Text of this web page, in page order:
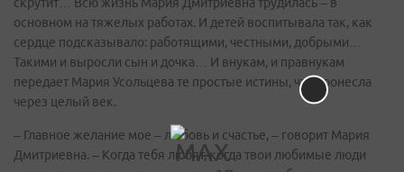
основном на тяжелых работах. И детей воспитывала так, как
сердце подсказывало: работящими, честными, добрыми…
Такими и выросли сын и дочка… И внукам, и правнукам
передает Мария Усольцева те простые истины, что пронесла
через целый век.
– Главное желание мое – любовь и счастье, – говорит Мария
Дмитриевна. – Когда тебя любят, когда твои любимые люди